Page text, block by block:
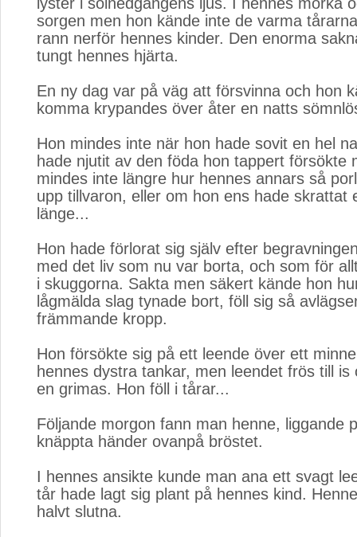
sorgen men hon kände inte de varma
rann nerför hennes kinder. Den enorma
tungt hennes hjärta.
En ny dag var på väg att försvinna och hon
komma krypandes över åter en natts
Hon mindes inte när hon hade sovit en hel
hade njutit av den föda hon tappert försökte
mindes inte längre hur hennes annars så
upp tillvaron, eller om hon ens hade skrattat
länge...
Hon hade förlorat sig själv efter
med det liv som nu var borta, och som för
i skuggorna. Sakta men säkert kände hon
lågmälda slag tynade bort, föll sig så
främmande kropp.
Hon försökte sig på ett leende över ett
hennes dystra tankar, men leendet frös till is
en grimas. Hon föll i tårar...
Följande morgon fann man henne, liggande
knäppta händer ovanpå bröstet.
I hennes ansikte kunde man ana ett svagt
tår hade lagt sig plant på hennes kind.
halvt slutna.